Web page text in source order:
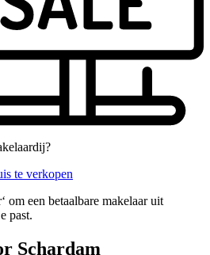
te verkopen
om een betaalbare makelaar uit
past.
Schardam